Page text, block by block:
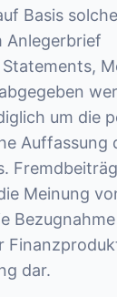
Basis
Anlegerbrief
um die
Auffassung
Meinung
dar.